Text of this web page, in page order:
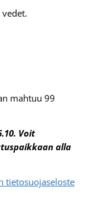
mahtuu 99
Voit
alla
tietosuojaseloste